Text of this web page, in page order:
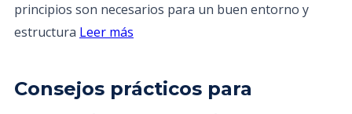
principios son necesarios para un buen entorno y
estructura Leer más
Consejos prácticos para